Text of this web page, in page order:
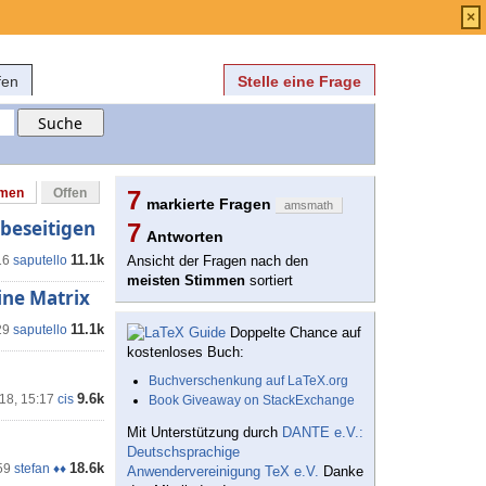
Stelle eine Frage
Offen
saputello 11.1k
Matrix
saputello 11.1k
15:17 cis 9.6k
stefan ♦♦ 18.6k
7 markierte Fragen amsmath
7 Antworten
Ansicht der Fragen nach den
meisten Stimmen sortiert
Doppelte Chance auf
kostenloses Buch:
Buchverschenkung auf LaTeX.org
Book Giveaway on StackExchange
Mit Unterstützung durch DANTE e.V.:
Deutschsprachige
Anwendervereinigung TeX e.V. Danke
×